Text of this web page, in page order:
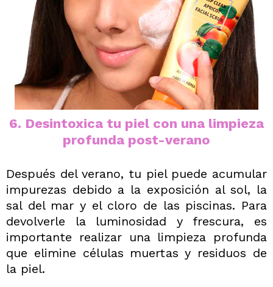
6. Desintoxica tu piel con una limpieza
profunda post-verano
Después del verano, tu piel puede acumular
impurezas debido a la exposición al sol, la
sal del mar y el cloro de las piscinas. Para
devolverle la luminosidad y frescura, es
importante realizar una limpieza profunda
que elimine células muertas y residuos de
la piel.